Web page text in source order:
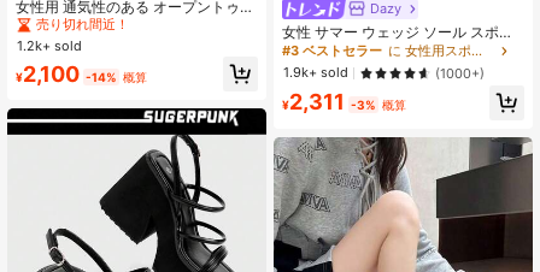
53 フォロワー
女性用 通気性のある オープントゥ
ローマンサンダル、2026年新作 厚底
プラットフォームサンダル、通勤、
います
売り切れ間近！
#1 ベストセラー
売り切れ間近！
#1 ベストセラー
売り切れ間近！
#1 ベストセラー
売り切れ間近！
1.2k+ sold
¥2,100 -14% 概算
Dazy
女性 サマー ウェッジ ソール スポー
ツサンダル、フック&ループストラッ
プ レター柄 カジュアル ライトスポ
ーツサンダル
#3 ベストセラー
に 女性用スポーツサンダル
1.9k+ sold
(1000+)
¥2,311 -3% 概算